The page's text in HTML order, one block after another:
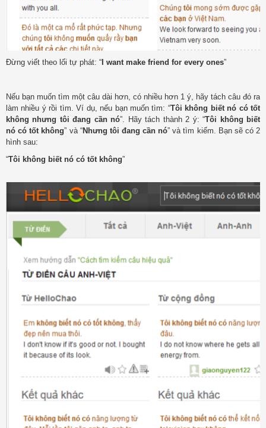
Đừng viết theo lối tự phát: “ I want make friend for every ones”
Nếu bạn muốn tìm một câu dài hơn, có nhiều hơn 1 ý, hãy tách câu đó ra
làm nhiều ý rồi tìm. Ví dụ, nếu bạn muốn tìm: “Tôi không biết nó có tốt
không nhưng tôi đang cần nó”. Hãy tách thành 2 ý: “Tôi không biết
nó có tốt không” và “Nhưng tôi đang cần nó” và tìm kiếm. Bạn sẽ có 2
hình sau:
“Tôi không biết nó có tốt không”